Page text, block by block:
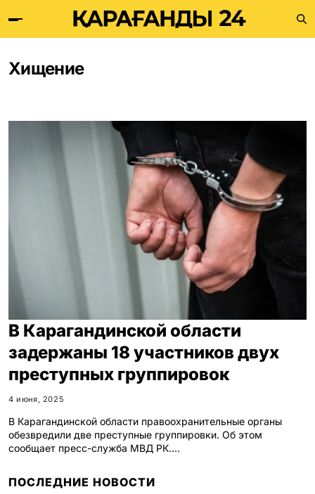
Хищение
В Карагандинской области
задержаны 18 участников двух
преступных группировок
4 июня, 2025
В Карагандинской области правоохранительные органы
обезвредили две преступные группировки. Об этом
сообщает пресс-служба МВД РК.…
ПОСЛЕДНИЕ НОВОСТИ